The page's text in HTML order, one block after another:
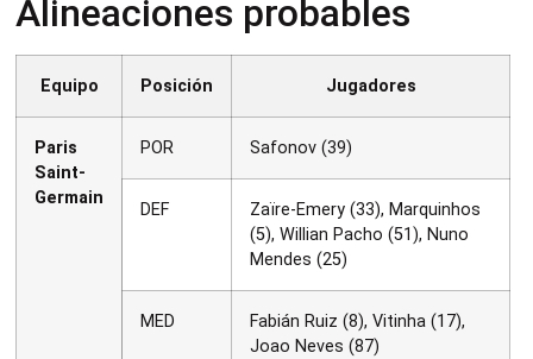
Alineaciones probables
Equipo Posición Jugadores
Paris
Saint-
Germain
POR Safonov (39)
DEF
Zaïre-Emery (33), Marquinhos
(5), Willian Pacho (51), Nuno
Mendes (25)
MED
Fabián Ruiz (8), Vitinha (17),
Joao Neves (87)